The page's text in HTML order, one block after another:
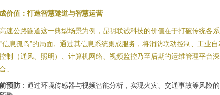
价值：打造智慧隧道与智慧运营
速公路隧道这一典型场景为例，昆明联诚科技的价值在于打破传统各系
信息孤岛”的局面。通过其信息系统集成服务，将消防联动控制、工业自
制（通风、照明）、计算机网络、视频监控乃至后期的运维管理平台
。
预防 ：通过环境传感器与视频智能分析，实现火灾、交通事故等风险